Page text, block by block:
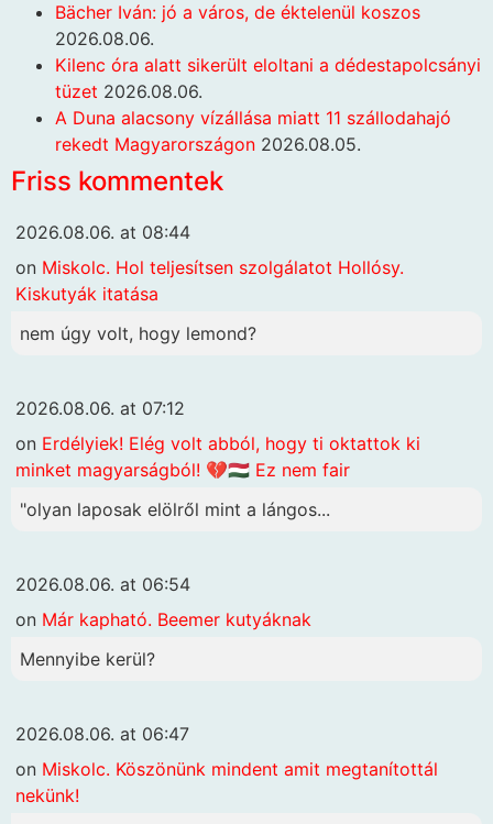
Bächer Iván: jó a város, de éktelenül koszos
2026.08.06.
Kilenc óra alatt sikerült eloltani a dédestapolcsányi
tüzet 2026.08.06.
A Duna alacsony vízállása miatt 11 szállodahajó
rekedt Magyarországon 2026.08.05.
Friss kommentek
2026.08.06. at 08:44
on Miskolc. Hol teljesítsen szolgálatot Hollósy.
Kiskutyák itatása
nem úgy volt, hogy lemond?
2026.08.06. at 07:12
on Erdélyiek! Elég volt abból, hogy ti oktattok ki
minket magyarságból! 💔🇭🇺 Ez nem fair
"olyan laposak elölről mint a lángos...
2026.08.06. at 06:54
on Már kapható. Beemer kutyáknak
Mennyibe kerül?
2026.08.06. at 06:47
on Miskolc. Köszönünk mindent amit megtanítottál
nekünk!